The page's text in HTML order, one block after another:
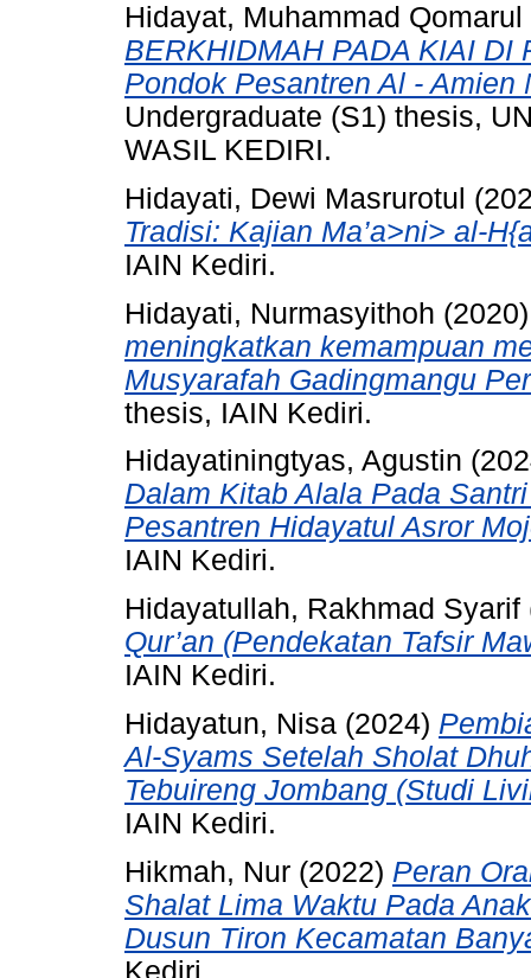
Hidayat, Muhammad Qomarul
BERKHIDMAH PADA KIAI DI
Pondok Pesantren Al -
Undergraduate (S1) thesis,
WASIL KEDIRI.
Hidayati, Dewi Masrurotul
Tradisi: Kajian Ma’a>ni> al-
IAIN Kediri.
Hidayati, Nurmasyithoh
meningkatkan kemampuan
Musyarafah Gadingmangu
thesis, IAIN Kediri.
Hidayatiningtyas, Agustin
Dalam Kitab Alala Pada
Pesantren Hidayatul Asror
IAIN Kediri.
Hidayatullah, Rakhmad Syarif
Qur’an (Pendekatan Tafsir
IAIN Kediri.
Hidayatun, Nisa (2024)
Al-Syams Setelah Sholat
Tebuireng Jombang (Studi
IAIN Kediri.
Hikmah, Nur (2022) Peran
Shalat Lima Waktu Pada
Dusun Tiron Kecamatan
Kediri.